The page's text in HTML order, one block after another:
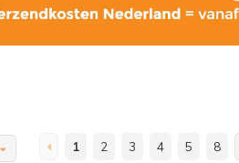
1 2 3 4 5 8